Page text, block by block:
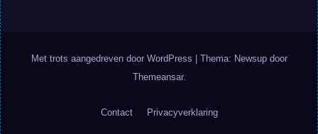
Met trots aangedreven door WordPress
Thema: Newsup door
Themeansar.
Contact Privacyverklaring